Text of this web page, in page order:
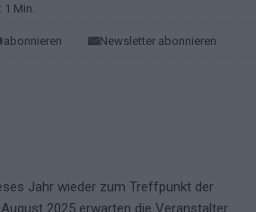
70 Jahre ESC-Wertungsgeschichte!
1 Min.
abonnieren Newsletter abonnieren
Jahr wieder zum Treffpunkt der
2025 erwarten die Veranstalter